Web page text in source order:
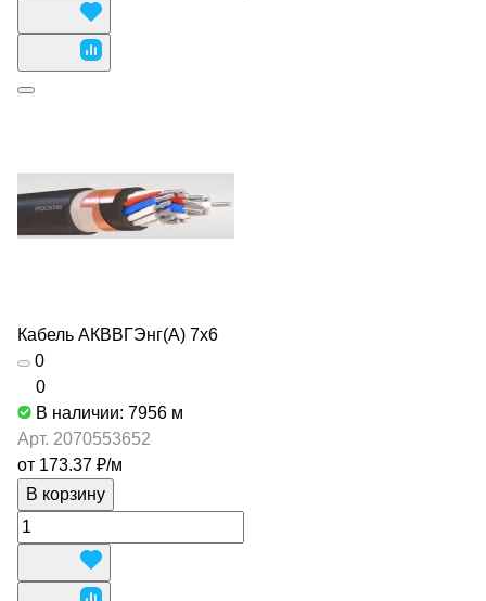
Кабель АКВВГЭнг(А) 7х6
0
0
В наличии: 7956 м
Арт. 2070553652
от 173.37 ₽/м
В корзину